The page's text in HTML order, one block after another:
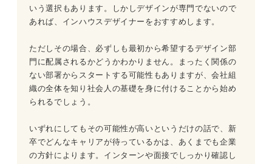
いう選択もあります。しかしデザインが専門でないので
あれば、インハウスデザイナーをおすすめします。
ただしその場合、必ずしも最初から希望するデザイン部
門に配属されるかどうかわかりません。まったく関係の
ない部署からスタートする可能性もありますが、会社組
織の全体を知り社会人の基礎を身に付けることから始め
られるでしょう。
いずれにしてもその可能性が高いというだけの話で、新
卒でどんなキャリアが待っているかは、あくまでも企業
の方針によります。インターンや面接でしっかり確認し